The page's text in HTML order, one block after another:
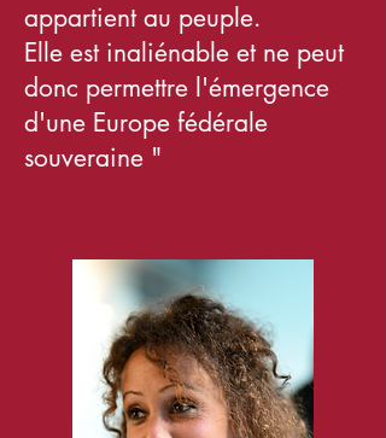
appartient au peuple.
Elle est inaliénable et ne peut
donc permettre l'émergence
d'une Europe fédérale
souveraine "